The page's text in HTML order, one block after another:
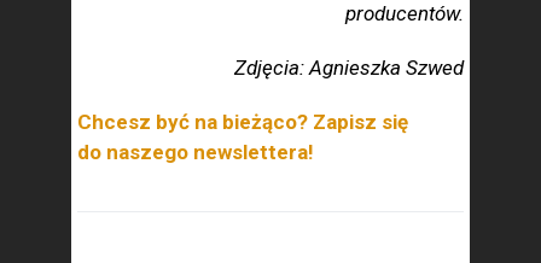
producentów.
Zdjęcia: Agnieszka Szwed
Chcesz być na bieżąco? Zapisz się
do naszego newslettera!